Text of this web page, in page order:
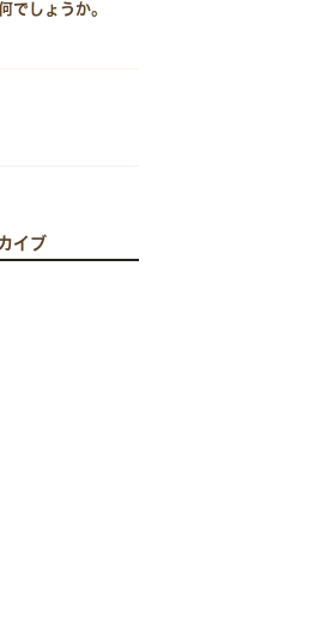
でしょうか。
イブ